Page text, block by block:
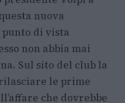
nuova
di vista
non abbia mai
Sul sito del club la
le prime
che dovrebbe